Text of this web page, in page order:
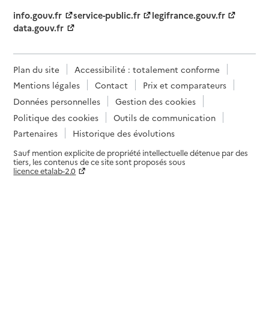
info.gouv.fr
service-public.fr
legifrance.gouv.fr
data.gouv.fr
Plan du site
Accessibilité : totalement conforme
Mentions légales
Contact
Prix et comparateurs
Données personnelles
Gestion des cookies
Politique des cookies
Outils de communication
Partenaires
Historique des évolutions
Sauf mention explicite de propriété intellectuelle détenue par des
tiers, les contenus de ce site sont proposés sous
licence etalab-2.0